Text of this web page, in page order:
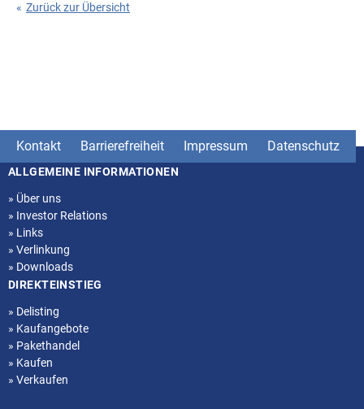
« Zurück zur Übersicht
Kontakt Barrierefreiheit Impressum Datenschutz
Seitenstruktur
ALLGEMEINE INFORMATIONEN
» Über uns
» Investor Relations
» Links
» Verlinkung
» Downloads
DIREKTEINSTIEG
» Delisting
» Kaufangebote
» Pakethandel
» Kaufen
» Verkaufen